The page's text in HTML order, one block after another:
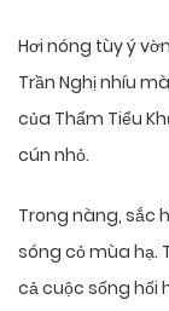
Hơi nóng tùy ý
Trần Nghị nhíu
của Thẩm Tiểu
cún nhỏ.
Trong nàng, sắc
sóng cỏ mùa hạ.
cả cuộc sống hối